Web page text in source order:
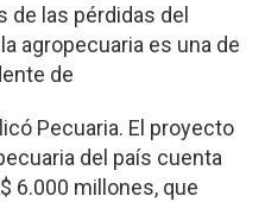
las pérdidas del
agropecuaria es una de
de
Pecuaria. El proyecto
del país cuenta
6.000 millones, que